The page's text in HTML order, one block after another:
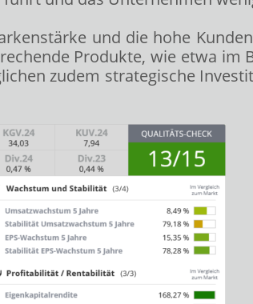
und die hohe
Produkte, wie etwa im
zudem strategische